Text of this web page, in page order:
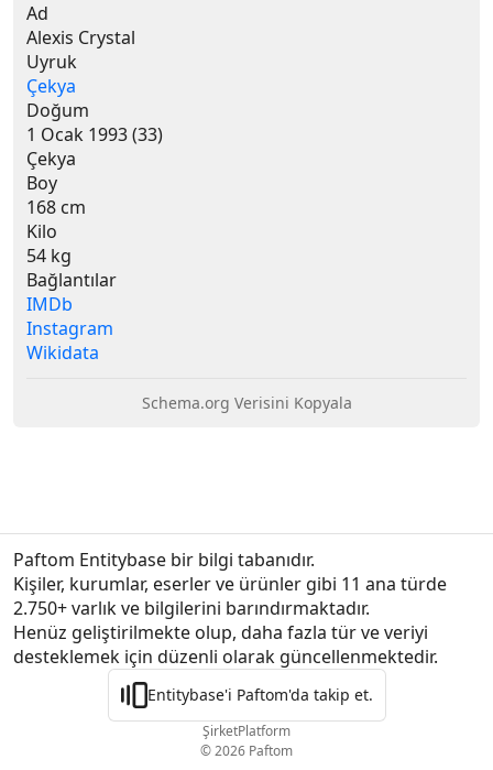
Ad
Alexis Crystal
Uyruk
Çekya
Doğum
1 Ocak 1993 (33)
Çekya
Boy
168 cm
Kilo
54 kg
Bağlantılar
IMDb
Instagram
Wikidata
Schema.org Verisini Kopyala
Paftom Entitybase bir bilgi tabanıdır.
Kişiler, kurumlar, eserler ve ürünler gibi 11 ana türde
2.750+ varlık ve bilgilerini barındırmaktadır.
Henüz geliştirilmekte olup, daha fazla tür ve veriyi
desteklemek için düzenli olarak güncellenmektedir.
Entitybase'i Paftom'da takip et.
ŞirketPlatform
© 2026 Paftom